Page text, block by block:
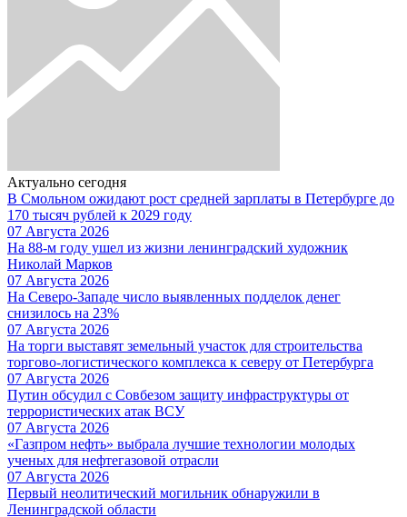
Актуально сегодня
В Смольном ожидают рост средней зарплаты в Петербурге до
170 тысяч рублей к 2029 году
07 Августа 2026
На 88-м году ушел из жизни ленинградский художник
Николай Марков
07 Августа 2026
На Северо-Западе число выявленных подделок денег
снизилось на 23%
07 Августа 2026
На торги выставят земельный участок для строительства
торгово-логистического комплекса к северу от Петербурга
07 Августа 2026
Путин обсудил с Совбезом защиту инфраструктуры от
террористических атак ВСУ
07 Августа 2026
«Газпром нефть» выбрала лучшие технологии молодых
ученых для нефтегазовой отрасли
07 Августа 2026
Первый неолитический могильник обнаружили в
Ленинградской области